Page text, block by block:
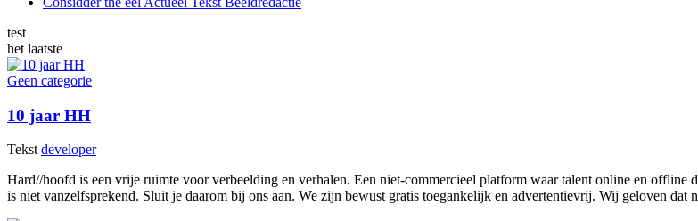
test
het laatste
Geen categorie
10 jaar HH
Tekst developer
Hard//hoofd is een vrije ruimte voor verbeelding en verhalen. Een niet-commercieel platform waar talent online en
is niet vanzelfsprekend. Sluit je daarom bij ons aan. We zijn bewust gratis toegankelijk en advertentievrij. Wij geloven dat